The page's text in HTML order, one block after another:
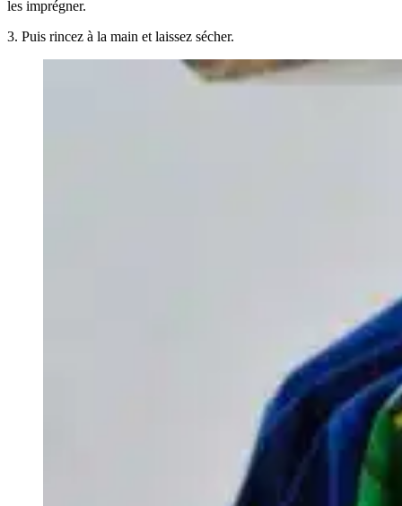
les imprégner.
3. Puis rincez à la main et laissez sécher.